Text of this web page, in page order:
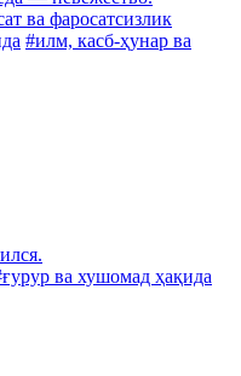
ва фаросатсизлик
#илм, касб-ҳунар ва
ва хушомад ҳақида